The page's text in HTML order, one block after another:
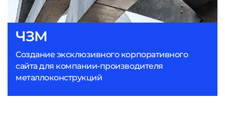
ЧЗМ
Создание эксклюзивного корпоративного
сайта для компании-производителя
металлоконструкций